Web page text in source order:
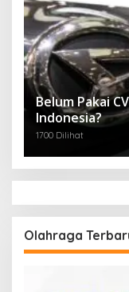
Belum Pakai
Indonesia?
1700 Dilihat
Olahraga